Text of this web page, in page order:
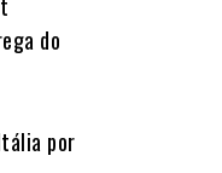
do
por